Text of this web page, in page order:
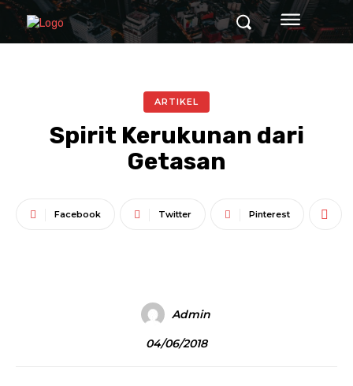
ARTIKEL
Spirit Kerukunan dari
Getasan
Facebook Twitter Pinterest
Admin
04/06/2018